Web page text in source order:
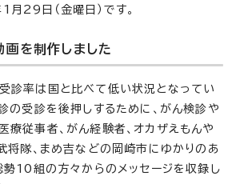
29日（金曜日）です。
を制作しました
診率は国と比べて低い状況となってい
の受診を後押しするために、がん検診や
療従事者、がん経験者、オカザえもんや
将隊、まめ吉などの岡崎市にゆかりのあ
勢10組の方々からのメッセージを収録し